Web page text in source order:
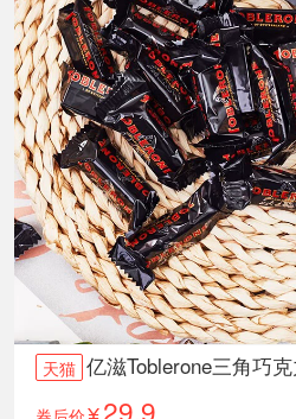
天猫 亿滋Toblerone三角巧
29.9